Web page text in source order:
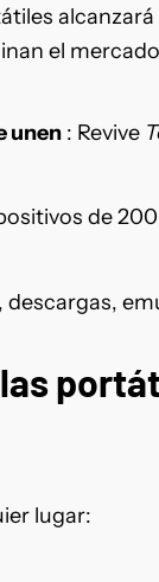
alcanzará
el
unen : Revive
de
lugar: